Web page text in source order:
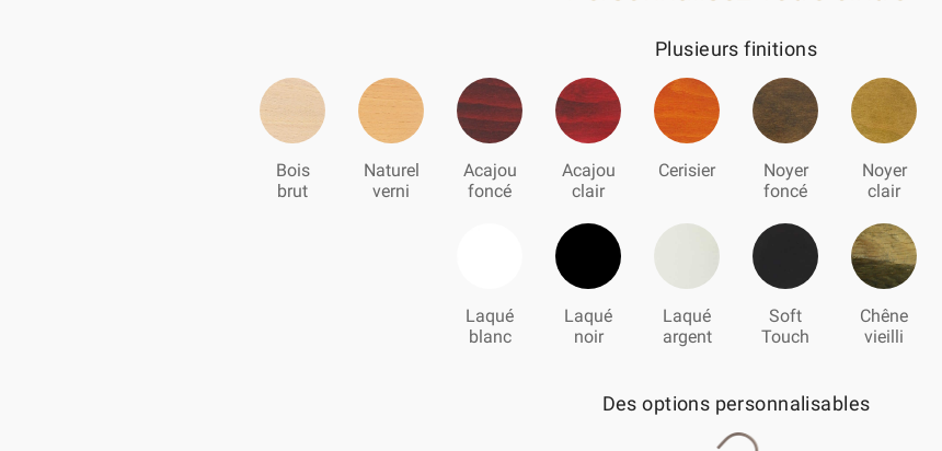
Plusieurs finitions
Bois
brut
Naturel
verni
Acajou
foncé
Acajou
clair
Cerisier
Noyer
foncé
Noyer
clair
Laqué
blanc
Laqué
noir
Laqué
argent
Soft
Touch
Chêne
vieilli
Des options personnalisables